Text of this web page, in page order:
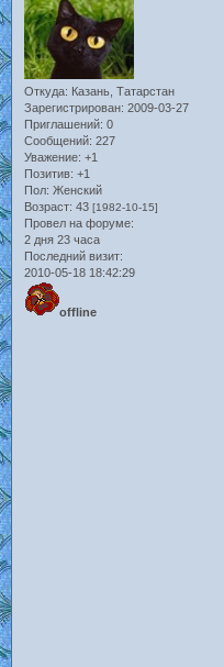
Откуда: Казань, Татарстан
Зарегистрирован: 2009-03-27
Приглашений: 0
Сообщений: 227
Уважение: +1
Позитив: +1
Пол: Женский
Возраст: 43 [1982-10-15]
Провел на форуме:
2 дня 23 часа
Последний визит:
2010-05-18 18:42:29
offline